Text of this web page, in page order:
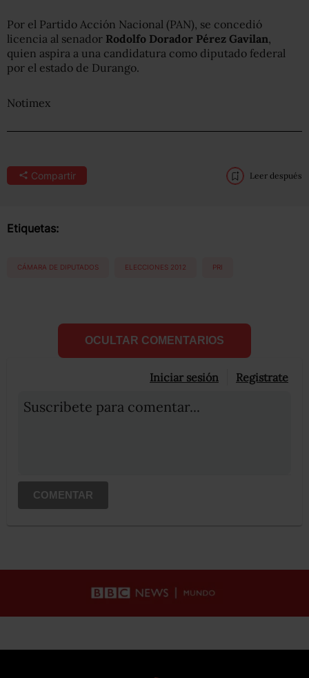
Por el Partido Acción Nacional (PAN), se concedió
licencia al senador Rodolfo Dorador Pérez Gavilan
quien aspira a una candidatura como diputado federal
por el estado de Durango.
Notimex
Compartir Leer después
Etiquetas:
CÁMARA DE DIPUTADOS ELECCIONES 2012 PRI
OCULTAR COMENTARIOS
Iniciar sesión Registrate
Suscribete para comentar...
COMENTAR